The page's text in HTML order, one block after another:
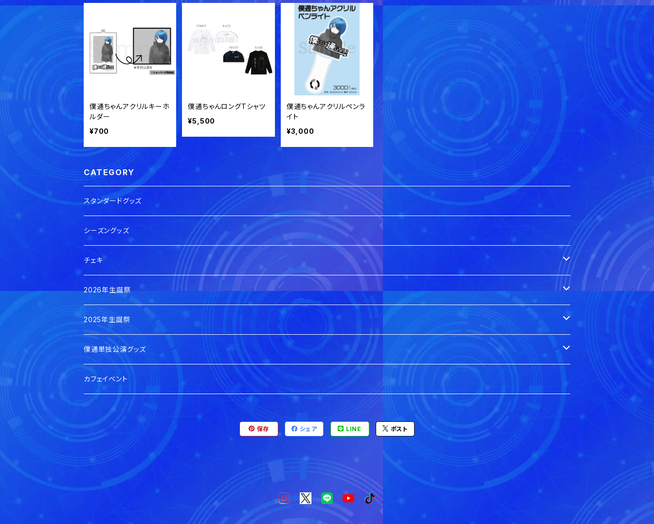
僕通ちゃんアクリルキーホ
ルダー
¥700
僕通ちゃんロングTシャツ
¥5,500
僕通ちゃんアクリルペンラ
イト
¥3,000
CATEGORY
スタンダードグッズ
シーズングッズ
チェキ
本日のチェキ
郵送
手渡し
0の日私服チェキ
郵送
手渡し
2026年生誕祭
賀茂さゆ生誕祭2026
郵送
手渡し
蓮水ゆう生誕祭2026
郵送
手渡し
2025年生誕祭
賀茂さゆ生誕祭2025
郵送
手渡し
蓮水ゆう生誕祭2025
郵送
手渡し
陽凪みお生誕祭2025
郵送
手渡し
来玲町しあり生誕祭2025
郵送
夜桜りむ生誕祭2025
僕通単独公演グッズ
当日手渡し分
郵送分
カフェイベント
保存 シェア LINE ポスト